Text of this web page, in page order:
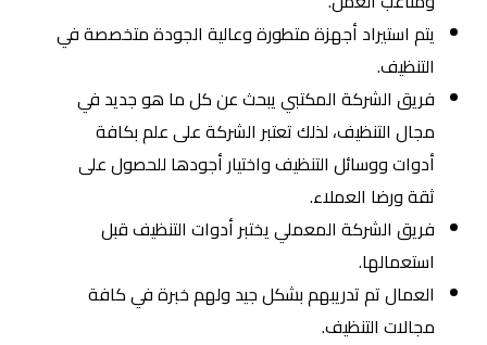
يتم استيراد أجهزة متطورة وعالية الجودة متخصصة في
التنظيف.
فريق الشركة المكتبي يبحث عن كل ما هو جديد في
مجال التنظيف، لذلك تعتبر الشركة على علم بكافة
أدوات ووسائل التنظيف واختيار أجودها للحصول على
ثقة ورضا العملاء.
فريق الشركة المعملي يختبر أدوات التنظيف قبل
استعمالها.
العمال تم تدريبهم بشكل جيد ولهم خبرة في كافة
مجالات التنظيف.